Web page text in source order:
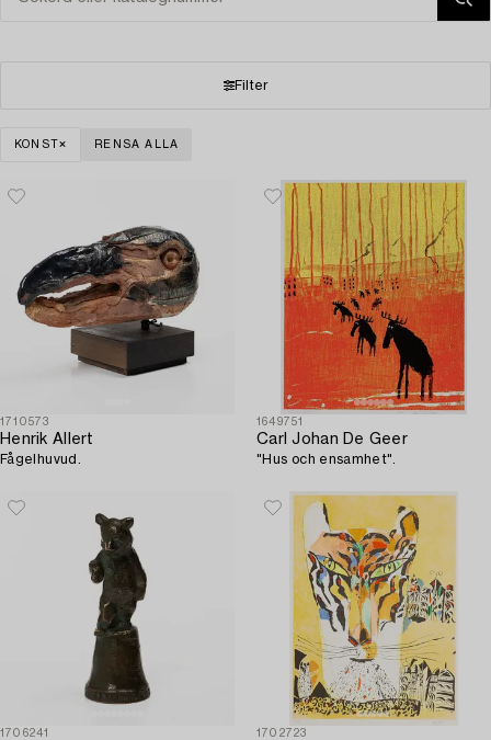
Filter
KONST RENSA ALLA
1710573
Henrik Allert
Fågelhuvud.
1649751
Carl Johan De Geer
"Hus och ensamhet".
1706241 1702723